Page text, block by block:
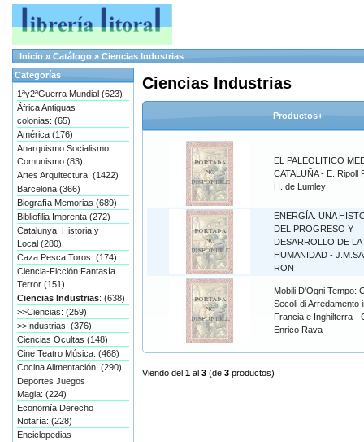
Inicio » Catálogo » Ciencias Industrias
Ciencias Industrias
Productos+
EL PALEOLITICO
CATALUÑA - E. Ripoll
H. de Lumley
ENERGÍA. UNA
DEL PROGRESO Y
DESARROLLO DE LA
HUMANIDAD -
RON
Mobili D'Ogni Tempo:
Secoli di Arredamento
Francia e Inghilterra -
Enrico Rava
Viendo del 1 al 3 (de 3 productos)
Categorías
1ªy2ªGuerra Mundial (623)
África Antiguas
colonias: (65)
América (176)
Anarquismo Socialismo
Comunismo (83)
Artes Arquitectura: (1422)
Barcelona (366)
Biografía Memorias (689)
Bibliofilia Imprenta (272)
Catalunya: Historia y
Local (280)
Caza Pesca Toros: (174)
Ciencia-Ficción Fantasía
Terror (151)
Ciencias Industrias: (638)
>>Ciencias: (259)
>>Industrias: (376)
Ciencias Ocultas (148)
Cine Teatro Música: (468)
Cocina Alimentación: (290)
Deportes Juegos
Magia: (224)
Economía Derecho
Notaría: (228)
Enciclopedias